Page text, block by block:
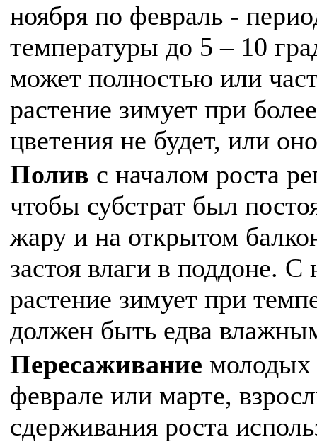
ноября по февраль -
температуры до 5 – 10
может полностью или
растение зимует при
цветения не будет, или
Полив с началом роста
чтобы субстрат был
жару и на открытом
застоя влаги в поддоне.
растение зимует при
должен быть едва
Пересаживание молодых
феврале или марте,
сдерживания роста